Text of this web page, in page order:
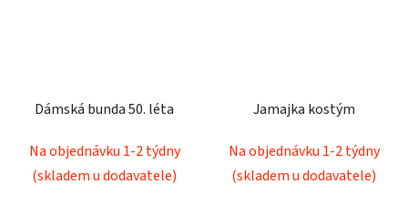
Dámská bunda 50. léta
Na objednávku 1-2 týdny
(skladem u dodavatele)
Jamajka kostým
Na objednávku 1-2 týdny
(skladem u dodavatele)